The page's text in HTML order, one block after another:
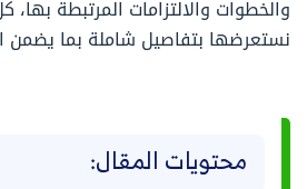
والخطوات والالتزامات المرتبطة بها،
نستعرضها بتفاصيل شاملة بما يضمن
محتويات المقال: